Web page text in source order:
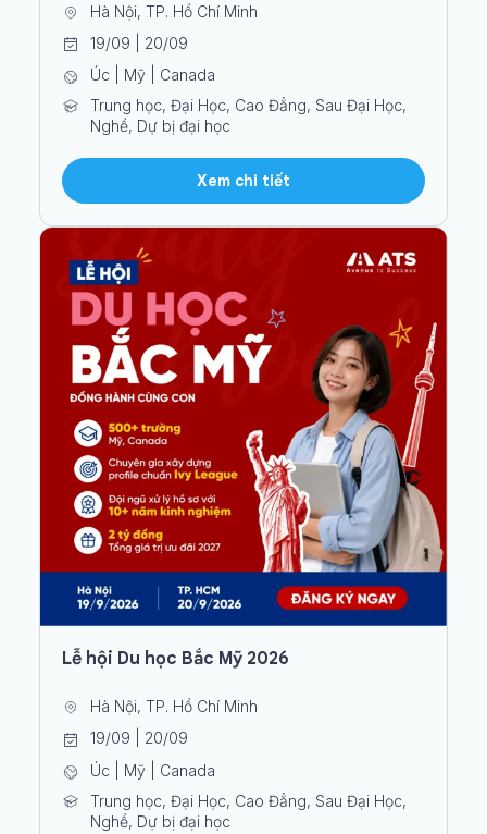
Hà Nội, TP. Hồ Chí Minh
19/09 | 20/09
Úc | Mỹ | Canada
Trung học, Đại Học, Cao Đẳng, Sau Đại Học,
Nghề, Dự bị đại học
Xem chi tiết
Lễ hội Du học Bắc Mỹ 2026
Hà Nội, TP. Hồ Chí Minh
19/09 | 20/09
Úc | Mỹ | Canada
Trung học, Đại Học, Cao Đẳng, Sau Đại Học,
Nghề, Dự bị đại học